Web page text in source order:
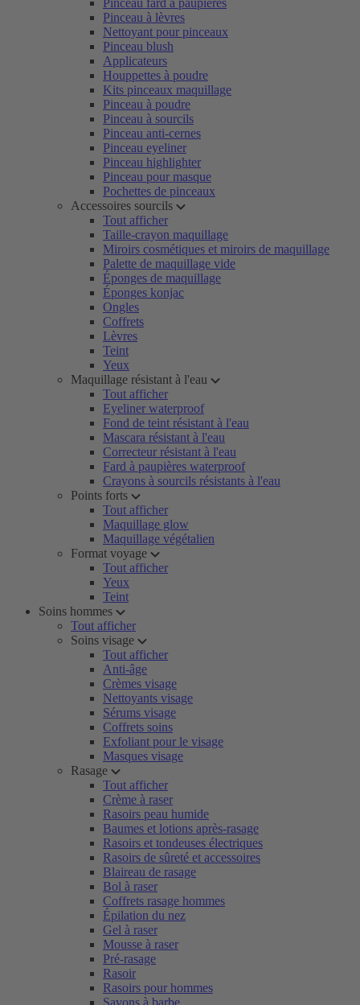
Pinceau fard à paupières
Pinceau à lèvres
Nettoyant pour pinceaux
Pinceau blush
Applicateurs
Houppettes à poudre
Kits pinceaux maquillage
Pinceau à poudre
Pinceau à sourcils
Pinceau anti-cernes
Pinceau eyeliner
Pinceau highlighter
Pinceau pour masque
Pochettes de pinceaux
Accessoires sourcils
Tout afficher
Taille-crayon maquillage
Miroirs cosmétiques et miroirs de maquillage
Palette de maquillage vide
Éponges de maquillage
Éponges konjac
Ongles
Coffrets
Lèvres
Teint
Yeux
Maquillage résistant à l'eau
Tout afficher
Eyeliner waterproof
Fond de teint résistant à l'eau
Mascara résistant à l'eau
Correcteur résistant à l'eau
Fard à paupières waterproof
Crayons à sourcils résistants à l'eau
Points forts
Tout afficher
Maquillage glow
Maquillage végétalien
Format voyage
Tout afficher
Yeux
Teint
Soins hommes
Tout afficher
Soins visage
Tout afficher
Anti-âge
Crèmes visage
Nettoyants visage
Sérums visage
Coffrets soins
Exfoliant pour le visage
Masques visage
Rasage
Tout afficher
Crème à raser
Rasoirs peau humide
Baumes et lotions après-rasage
Rasoirs et tondeuses électriques
Rasoirs de sûreté et accessoires
Blaireau de rasage
Bol à raser
Coffrets rasage hommes
Épilation du nez
Gel à raser
Mousse à raser
Pré-rasage
Rasoir
Rasoirs pour hommes
Savons à barbe